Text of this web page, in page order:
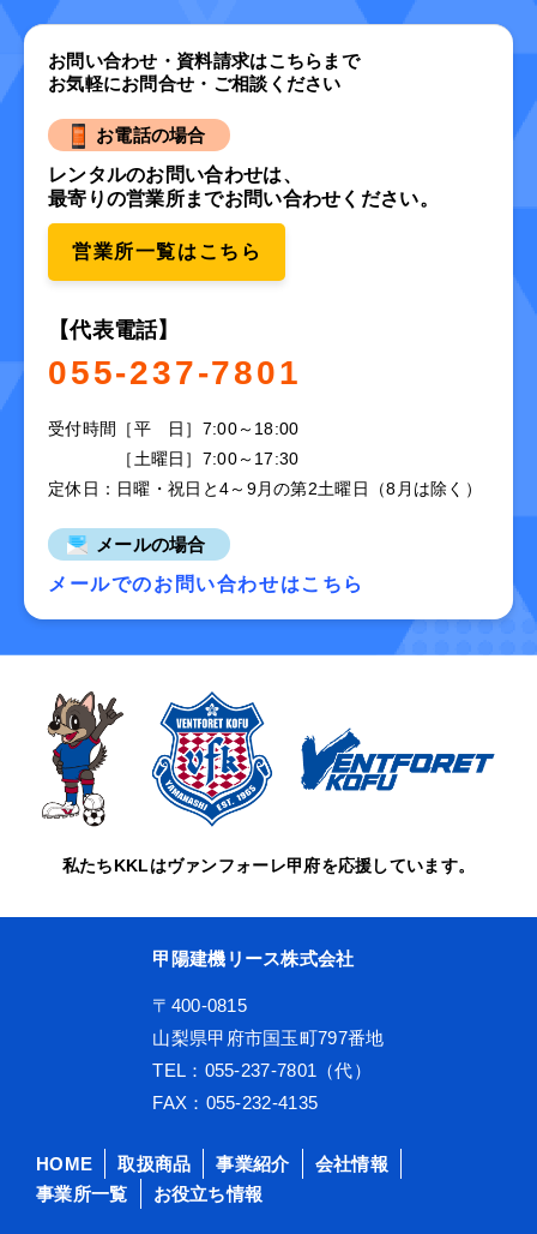
お問い合わせ・資料請求はこちらまで
お気軽にお問合せ・ご相談ください
お電話の場合
レンタルのお問い合わせは、
最寄りの営業所までお問い合わせください。
営業所一覧はこちら
【代表電話】
055-237-7801
受付時間 ［平 日］7:00～18:00
［土曜日］7:00～17:30
定休日：日曜・祝日と4～9月の第2土曜日（8月は除く）
メールの場合
メールでのお問い合わせはこちら
私たちKKLはヴァンフォーレ甲府を応援しています。
甲陽建機リース株式会社
〒400-0815
山梨県甲府市国玉町797番地
TEL：055-237-7801（代）
FAX：055-232-4135
HOME 取扱商品 事業紹介
会社情報
事業所一覧
お役立ち情報